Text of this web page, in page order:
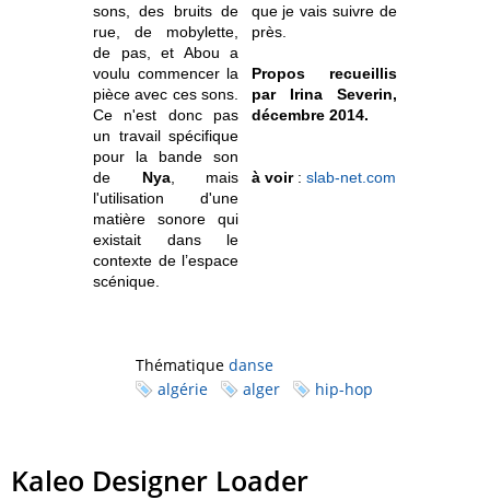
sons, des bruits de
rue, de mobylette,
de pas, et Abou a
voulu commencer la
pièce avec ces sons.
Ce n'est donc pas
un travail spécifique
pour la bande son
de Nya, mais
l'utilisation d'une
matière sonore qui
existait dans le
contexte de l’espace
scénique.
que je vais suivre de
près.
Propos recueillis
par Irina Severin,
décembre 2014.
à voir : slab-net.com
Thématique danse
algérie
alger hip-hop
Kaleo Designer Loader